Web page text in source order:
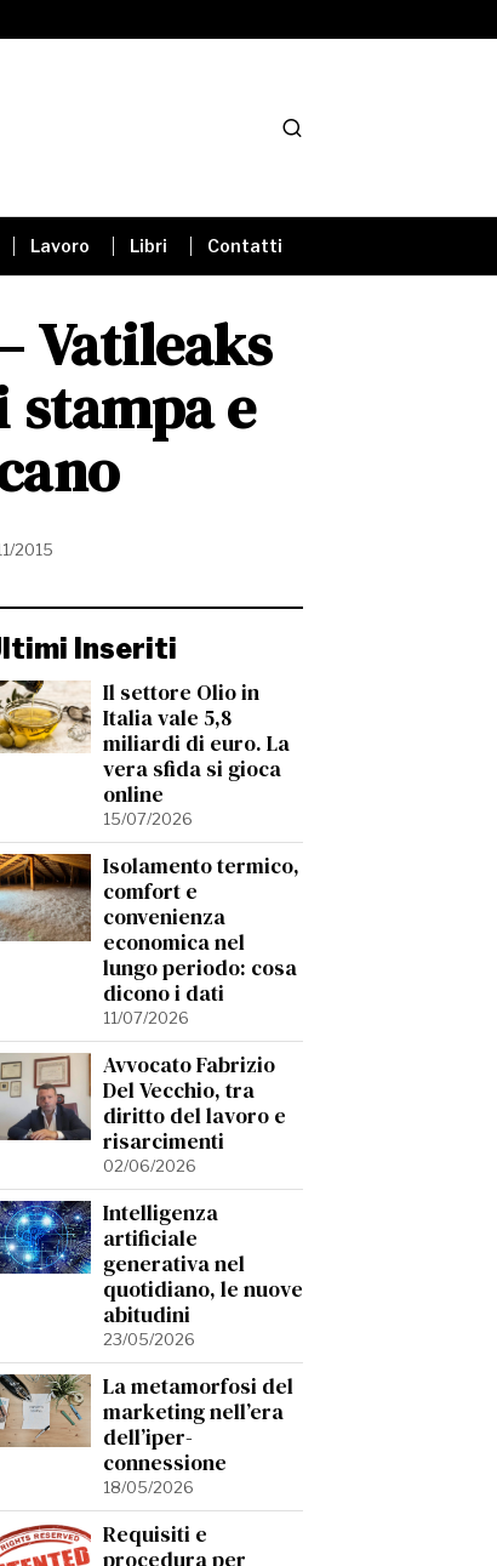
Lavoro Libri Contatti
Vatileaks
e
2015
Inseriti
Il settore Olio in
Italia vale 5,8
miliardi di euro. La
vera sfida si gioca
online
15/07/2026
Isolamento termico,
comfort e
convenienza
economica nel
lungo periodo: cosa
dicono i dati
11/07/2026
Avvocato Fabrizio
Del Vecchio, tra
diritto del lavoro e
risarcimenti
02/06/2026
Intelligenza
artificiale
generativa nel
quotidiano, le nuove
abitudini
23/05/2026
La metamorfosi del
marketing nell’era
dell’iper-
connessione
18/05/2026
Requisiti e
procedura per